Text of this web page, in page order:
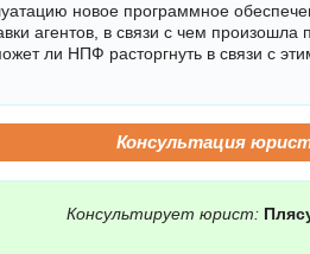
новое программное
агентов, в связи с чем произошла
ли НПФ расторгнуть в связи с
Консультация
Консультирует юрист: